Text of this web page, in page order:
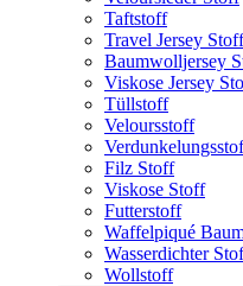
Taftstoff
Travel Jersey Stoff
Baumwolljersey
Viskose Jersey
Tüllstoff
Veloursstoff
Filz Stoff
Viskose Stoff
Futterstoff
Waffelpiqué
Wasserdichter
Wollstoff